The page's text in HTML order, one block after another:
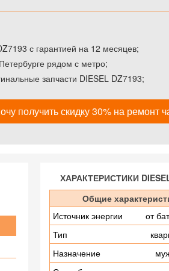
с гарантией на 12 месяцев;
рядом с метро;
запчасти DIESEL DZ7193;
получить скидку 30% на ремонт
ХАРАКТЕРИСТИКИ
Общие
Источник энергии
от
Тип
Назначение